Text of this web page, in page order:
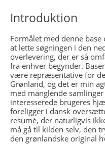
Introduktion
Formålet med denne
at lette søgningen i den
overlevering, der er så
fra enhver begynder.
være repræsentative for
Grønland, og det er min
med manglende
interesserede brugeres
foreligger i dansk
resumé, der naturligvis
må gå til kilden selv, den
den grønlandske original